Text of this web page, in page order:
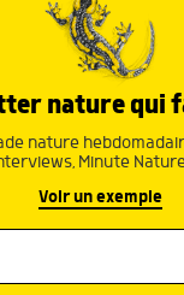
nature qui
nature
Minute
Voir un exemple